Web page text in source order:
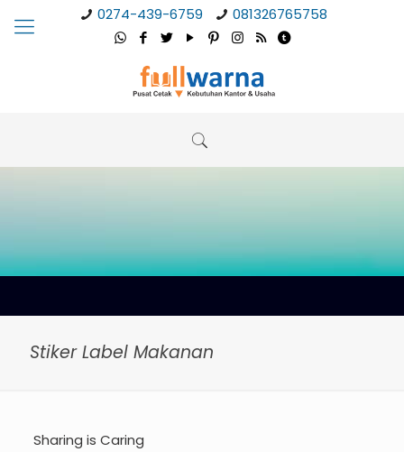
0274-439-6759 081326765758
Stiker Label Makanan
Sharing is Caring